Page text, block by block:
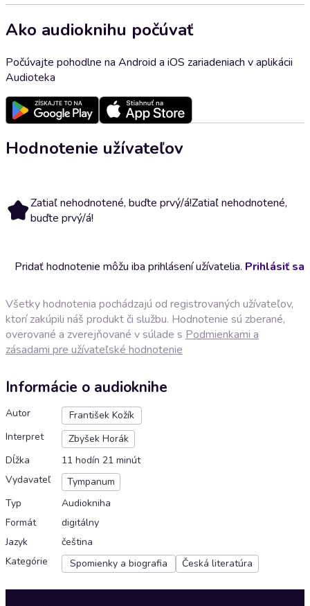
Ako audioknihu počúvať
Počúvajte pohodlne na Android a iOS zariadeniach v aplikácii
Audioteka
Hodnotenie užívateľov
Zatiaľ nehodnotené, buďte prvý/á!Zatiaľ nehodnotené,
buďte prvý/á!
Pridať hodnotenie môžu iba prihlásení užívatelia. Prihlásiť sa
Všetky hodnotenia pochádzajú od registrovaných užívateľov,
ktorí zakúpili náš produkt či službu. Hodnotenie sú zberané,
overované a zverejňované v súlade s Podmienkami a
zásadami pre užívateľské hodnotenie
Informácie o audioknihe
Autor
František Kožík
Interpret
Zbyšek Horák
Dĺžka
11 hodín 21 minút
Vydavateľ
Tympanum
Typ
Audiokniha
Formát
digitálny
Jazyk
čeština
Kategórie
Spomienky a biografia Česká literatúra